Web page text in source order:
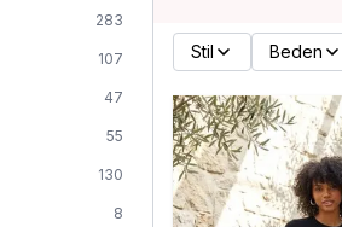
283
107
47
55
130
8
Stil Beden